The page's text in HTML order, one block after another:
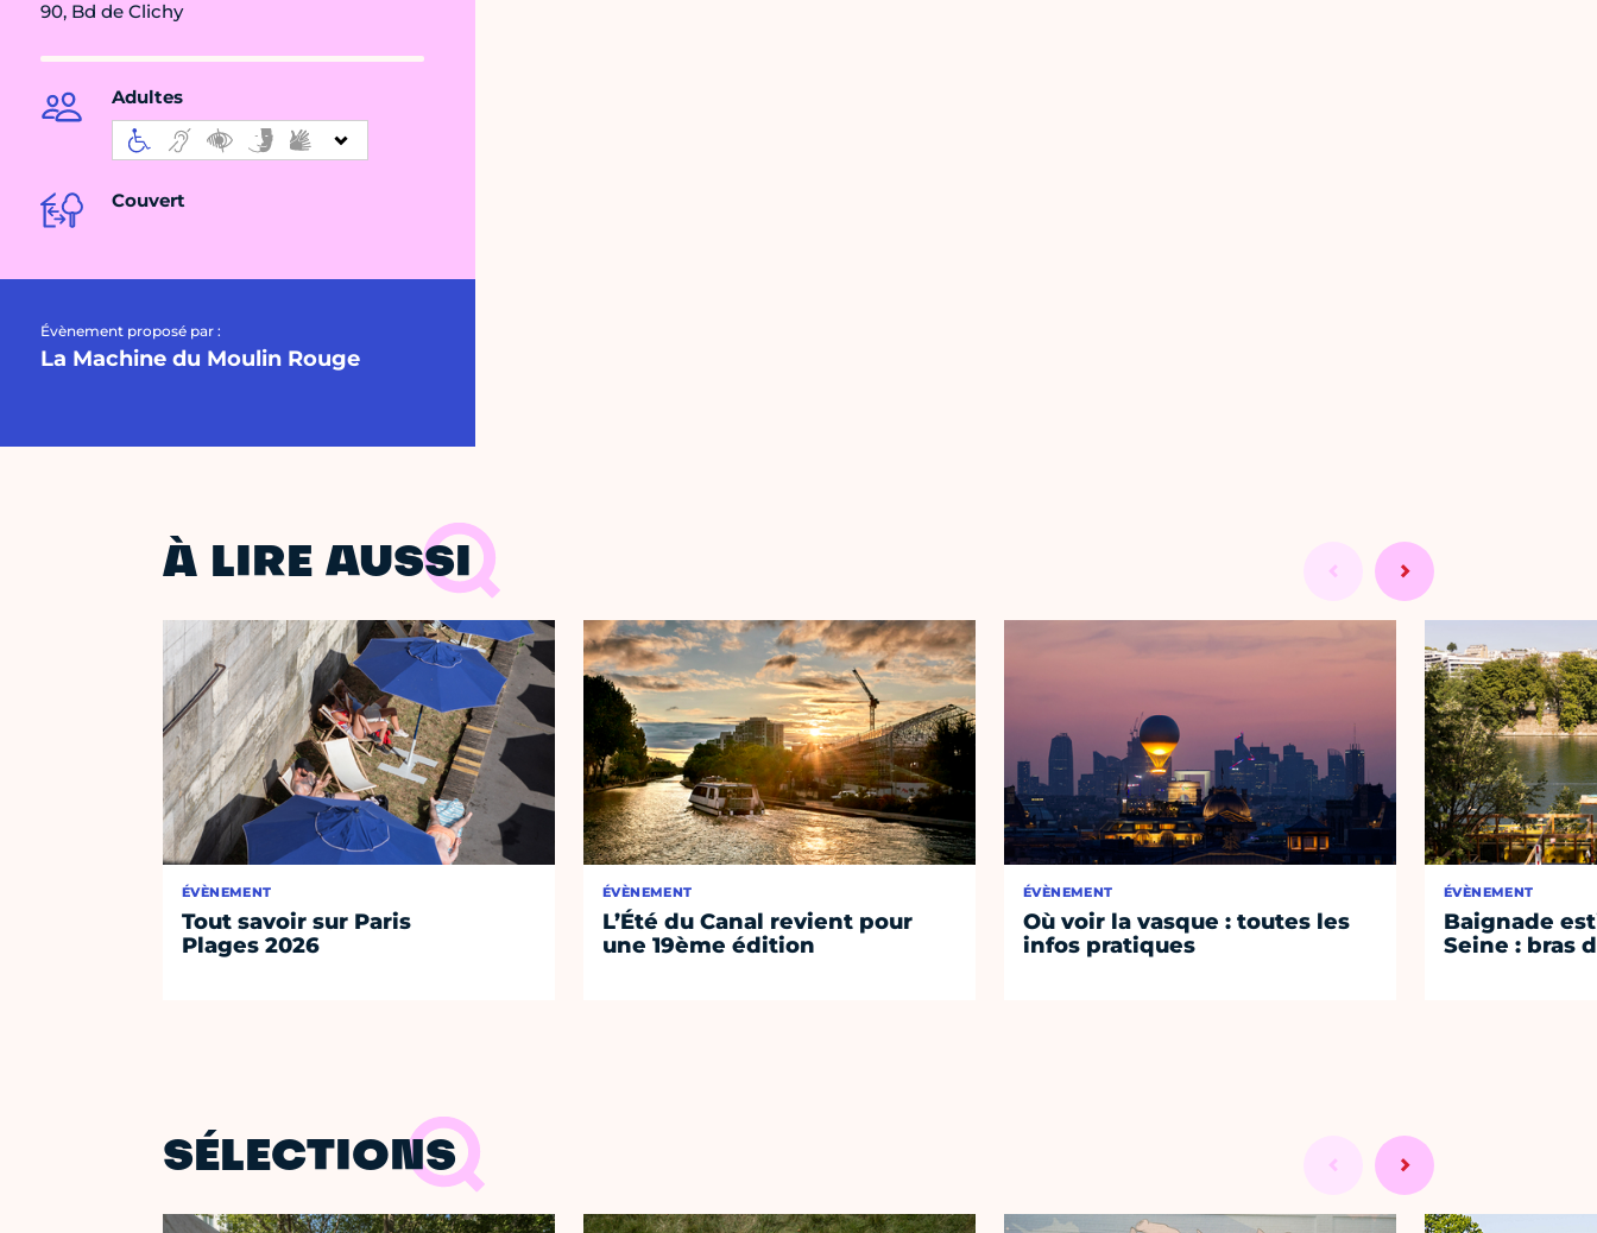
90, Bd de Clichy
Adultes
Couvert
Évènement proposé par :
La Machine du Moulin Rouge
À LIRE AUSSI
ÉVÈNEMENT
Tout savoir sur Paris
Plages 2026
ÉVÈNEMENT
L’Été du Canal revient pour
une 19ème édition
ÉVÈNEMENT
Où voir la vasque : toutes les
infos pratiques
ÉVÈNEMENT
Baignade
Seine : bras
SÉLECTIONS